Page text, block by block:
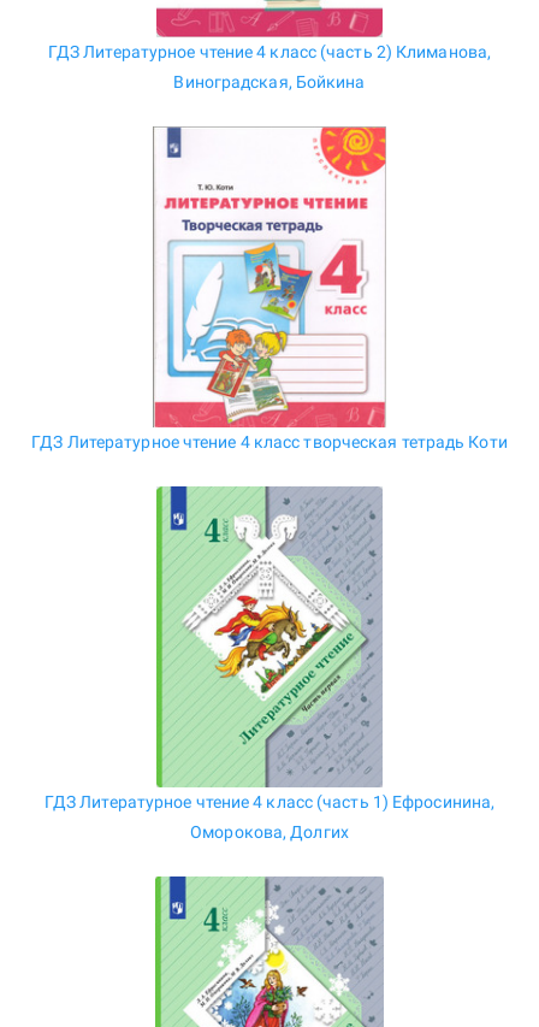
ГДЗ Литературное чтение 4 класс (часть 2) Климанова,
Виноградская, Бойкина
ГДЗ Литературное чтение 4 класс творческая тетрадь Коти
ГДЗ Литературное чтение 4 класс (часть 1) Ефросинина,
Оморокова, Долгих